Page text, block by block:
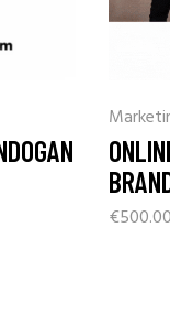
€500.00